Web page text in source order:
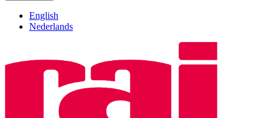
English
Nederlands